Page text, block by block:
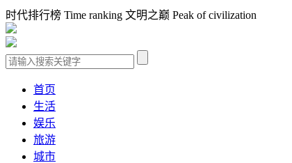
时代排行榜 Time ranking 文明之巅 Peak of civilization
首页
生活
娱乐
旅游
城市